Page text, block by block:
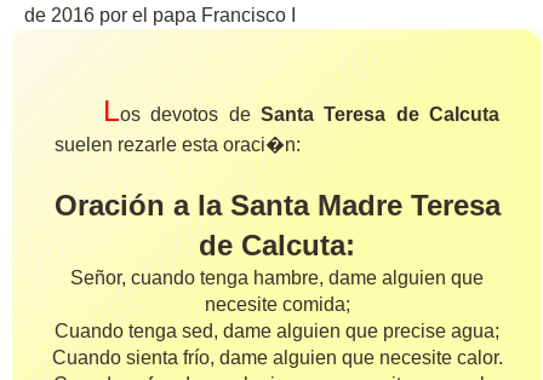
de 2016 por el papa Francisco I
Los devotos deSanta Teresa de Calcuta
suelen rezarle esta oraci�n:
Oración a la Santa Madre Teresa
de Calcuta:
Señor, cuando tenga hambre, dame alguien que
necesite comida;
Cuando tenga sed, dame alguien que precise agua;
Cuando sienta frío, dame alguien que necesite calor.